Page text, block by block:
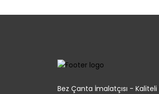
Bez Çanta İmalatçısı - Kaliteli